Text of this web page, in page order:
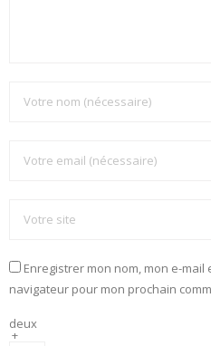
Enregistrer mon nom, mon e-
navigateur pour mon prochain
deux
+